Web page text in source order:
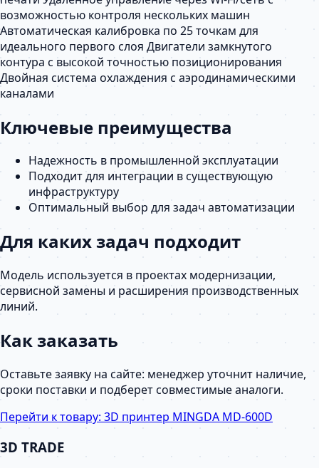
возможностью контроля нескольких машин
Автоматическая калибровка по 25 точкам для
идеального первого слоя Двигатели замкнутого
контура с высокой точностью позиционирования
Двойная система охлаждения с аэродинамическими
каналами
Ключевые преимущества
Надежность в промышленной эксплуатации
Подходит для интеграции в существующую
инфраструктуру
Оптимальный выбор для задач автоматизации
Для каких задач подходит
Модель используется в проектах модернизации,
сервисной замены и расширения производственных
линий.
Как заказать
Оставьте заявку на сайте: менеджер уточнит наличие,
сроки поставки и подберет совместимые аналоги.
Перейти к товару: 3D принтер MINGDA MD-600D
3D TRADE